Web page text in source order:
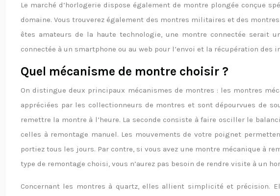
Le marché d’horlogerie dispose également de montre plongée conçue
domaine. Vous trouverez également des montres militaires et des
êtes amateurs de la haute technologie, une montre connectée serait
connectée à un smartphone ou au web pour l’envoi et la récupération
Quel mécanisme de montre choisir ?
On distingue deux principaux mécanismes de montres : les montres
appréciées par les collectionneurs de montres et sont dépourvues de
remettre la montre à l’heure. La seconde consiste à faire osciller le
celles à remontage manuel. Les mouvements de votre poignet
portiez tous les jours. Par contre, si vous avez une montre mécanique à
type de remontage choisi, vous n’aurez pas besoin de rendre visite à un
Concernant les montres à quartz, elles allient simplicité et précision.